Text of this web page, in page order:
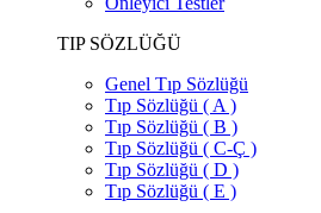
TIP SÖZLÜĞÜ
Genel Tıp Sözlüğü
Tıp Sözlüğü ( A )
Tıp Sözlüğü ( B )
Tıp Sözlüğü ( C-Ç )
Tıp Sözlüğü ( D )
Tıp Sözlüğü ( E )